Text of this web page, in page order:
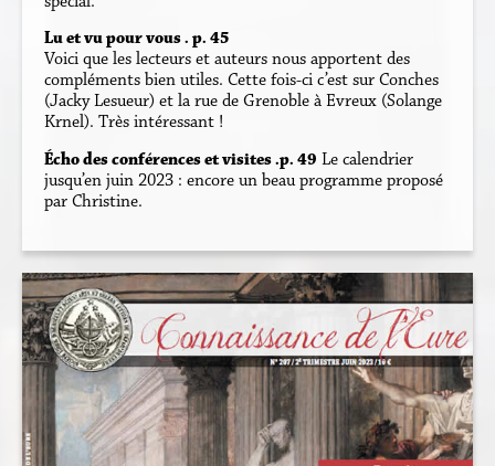
Lu et vu pour vous . p. 45
Voici que les lecteurs et auteurs nous apportent des
compléments bien utiles. Cette fois-ci c’est sur Conches
(Jacky Lesueur) et la rue de Grenoble à Evreux (Solange
Krnel). Très intéressant !
Écho des conférences et visites .p. 49 Le calendrier
jusqu’en juin 2023 : encore un beau programme proposé
par Christine.